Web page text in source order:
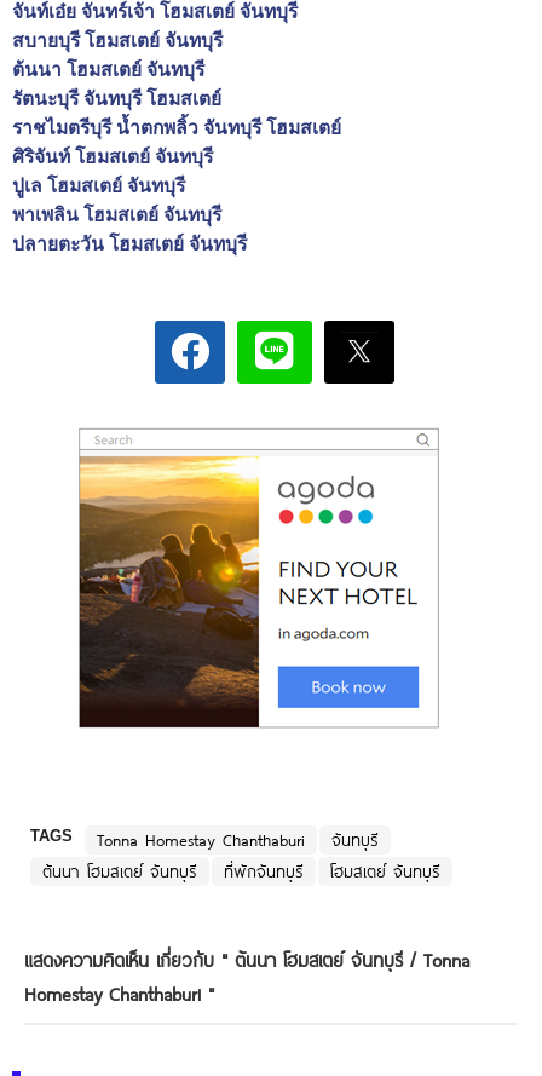
จันท์เอ๋ย จันทร์เจ้า โฮมสเตย์ จันทบุรี
สบายบุรี โฮมสเตย์ จันทบุรี
ต้นนา โฮมสเตย์ จันทบุรี
รัตนะบุรี จันทบุรี โฮมสเตย์
ราชไมตรีบุรี น้ำตกพลิ้ว จันทบุรี โฮมสเตย์
ศิริจันท์ โฮมสเตย์ จันทบุรี
ปูเล โฮมสเตย์ จันทบุรี
พาเพลิน โฮมสเตย์ จันทบุรี
ปลายตะวัน โฮมสเตย์ จันทบุรี
TAGS Tonna Homestay Chanthaburi
จันทบุรี
ต้นนา โฮมสเตย์ จันทบุรี
ที่พักจันทบุรี โฮมสเตย์ จันทบุรี
แสดงความคิดเห็น เกี่ยวกับ " ต้นนา โฮมสเตย์ จันทบุรี / Tonna
Homestay Chanthaburi "